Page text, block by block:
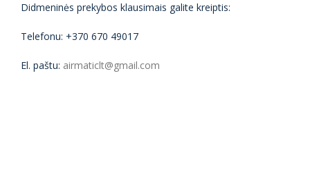
Didmeninės prekybos klausimais galite kreiptis:
Telefonu: +370 670 49017
El. paštu: airmaticlt@gmail.com